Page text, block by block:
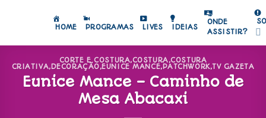
HOME PROGRAMAS LIVES IDEIAS
ONDE
ASSISTIR?
CORTE E COSTURA,COSTURA,COSTURA
CRIATIVA,DECORAÇÃO,EUNICE MANCE, PATCHWORK,TV GAZETA
Eunice Mance – Caminho de
Mesa Abacaxi